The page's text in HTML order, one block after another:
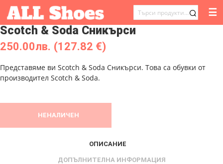
ТЪРСЕНЕ
☰
Scotch & Soda Сникърси
250.00лв. (127.82 €)
Представяме ви Scotch & Soda Сникърси. Това са обувки от
производител Scotch & Soda.
НЕНАЛИЧЕН
ОПИСАНИЕ
ДОПЪЛНИТЕЛНА ИНФОРМАЦИЯ